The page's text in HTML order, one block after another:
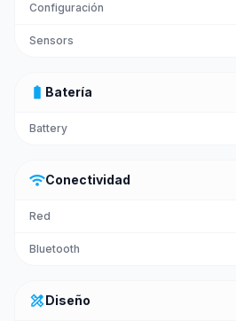
Configuración
Sensors
battery_full Batería
Battery
wifiConectividad
Red
Bluetooth
design_servicesDiseño